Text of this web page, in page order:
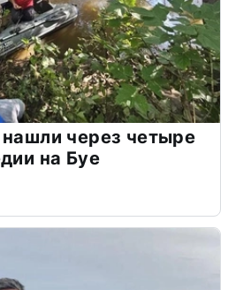
через четыре
на Буе